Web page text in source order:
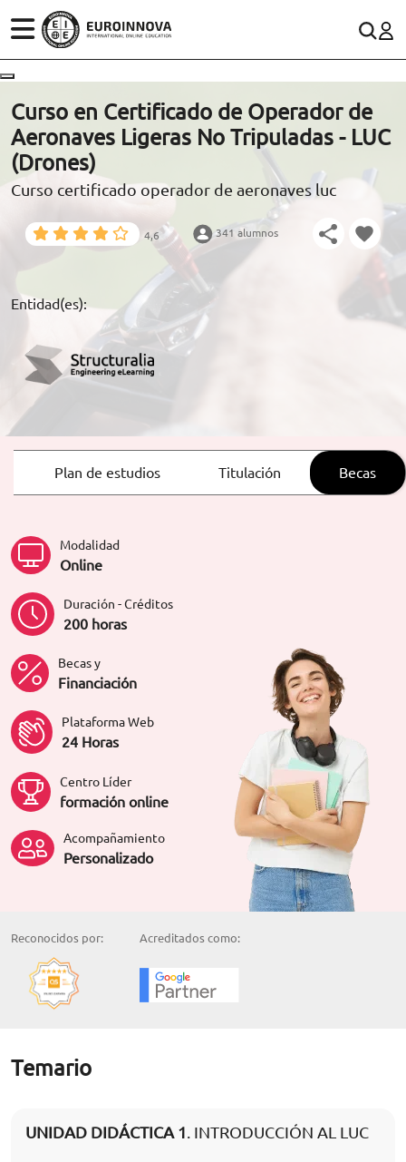
ÁREAS
ESTUDIOS
CONOCE EUROINNOVA
BECAS Y FINANCIACIÓN
RECURSOS EDUCATIVOS
ARTÍCULOS
ORIENTACIÓN LABORAL
(+34)958 050 200(gratuito en España)
900 831 200
formacion@euroinnova.com
TRABAJA CON NOSOTROS
Curso en Certificado de Operador de
Aeronaves Ligeras No Tripuladas - LUC
(Drones)
Curso certificado operador de aeronaves luc
4,6 341 alumnos
Entidad(es):
Plan de estudios Titulación Becas
Modalidad
Online
Duración - Créditos
200 horas
Becas y
Financiación
Plataforma Web
24 Horas
Centro Líder
formación online
Acompañamiento
Personalizado
Reconocidos por: Acreditados como:
Temario
UNIDAD DIDÁCTICA 1. INTRODUCCIÓN AL LUC